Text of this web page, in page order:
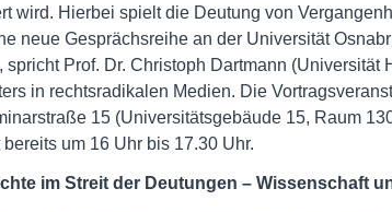
wird. Hierbei spielt die Deutung von
neue Gesprächsreihe an der Universität
spricht Prof. Dr. Christoph Dartmann
in rechtsradikalen Medien. Die
15 (Universitätsgebäude 15, Raum
bereits um 16 Uhr bis 17.30 Uhr.
im Streit der Deutungen – Wissenschaft